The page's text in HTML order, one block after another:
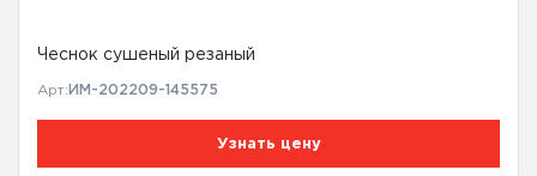
Чеснок сушеный резаный
Арт: ИМ-202209-145575
Узнать цену